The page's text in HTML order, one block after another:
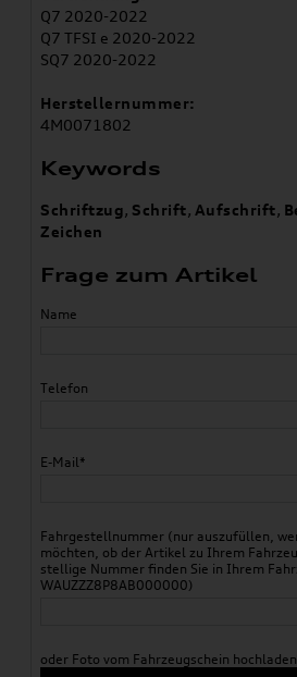
Q7 2020-2022
Q7 TFSI e 2020-2022
SQ7 2020-2022
Herstellernummer:
4M0071802
Keywords
Schriftzug, Schrift, Aufschrift,
Zeichen
Frage zum Artikel
Name
Telefon
E-Mail*
Fahrgestellnummer (nur auszufüllen,
möchten, ob der Artikel zu Ihrem
stellige Nummer finden Sie in Ihrem
WAUZZZ8P8AB000000)
oder Foto vom Fahrzeugschein hochladen